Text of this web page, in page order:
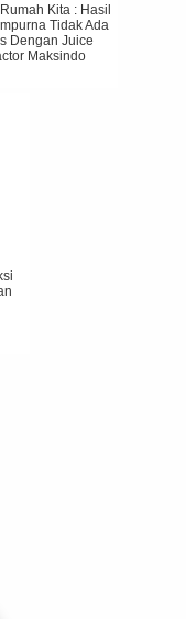
Kita : Hasil
Tidak Ada
Dengan Juice
Maksindo